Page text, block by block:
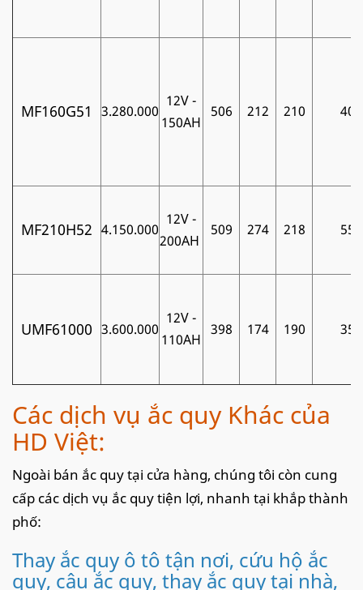
MF160G51 3.280.000
12V -
150AH
506 212 210 40
MF210H52 4.150.000
12V -
200AH
509 274 218 55
UMF61000 3.600.000
12V -
110AH
398 174 190 35
Các dịch vụ ắc quy Khác của
HD Việt:
Ngoài bán ắc quy tại cửa hàng, chúng tôi còn cung
cấp các dịch vụ ắc quy tiện lợi, nhanh tại khắp thành
phố:
Thay ắc quy ô tô tận nơi, cứu hộ ắc
quy, câu ắc quy, thay ắc quy tại nhà,